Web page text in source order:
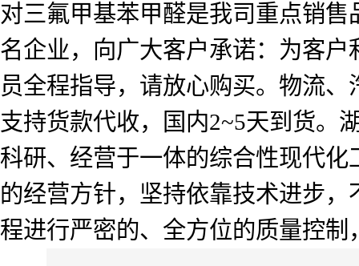
对三氟甲基苯甲醛是我司重点销
名企业，向广大客户承诺：为客
员全程指导，请放心购买。物流
支持货款代收，国内2~5天到货。
科研、经营于一体的综合性现代
的经营方针，坚持依靠技术进步
程进行严密的、全方位的质量控